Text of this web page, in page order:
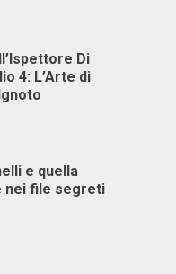
Di
4: L’Arte di
e quella
nei file segreti